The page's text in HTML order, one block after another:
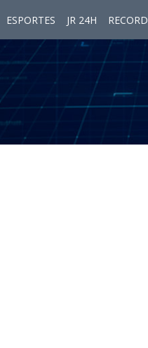
ESPORTES JR 24H RECORD